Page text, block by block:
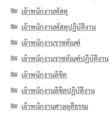
เจ้าพนักงานพัสดุ
เจ้าพนักงานพัสดุปฏิบัติงาน
เจ้าพนักงานราชทัณฑ์
เจ้าพนักงานราชทัณฑ์ปฏิบัติงาน
เจ้าพนักงานลิขิต
เจ้าพนักงานลิขิตปฏิบัติงาน
เจ้าพนักงานศาลยุติธรรม